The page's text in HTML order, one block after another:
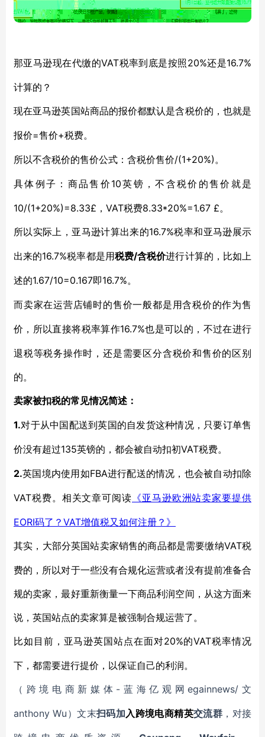
那亚马逊现在代缴的VAT税率到底是按照20%还是16.7%
计算的？
现在亚马逊英国站商品的报价都默认是含税价的，也就是
报价=售价+税费。
所以不含税价的售价公式：含税价售价/(1+20%)。
具体例子：商品售价 10英镑，不含税价的售价就是
10/(1+20%)=8.33£，VAT税费8.33*20%=1.67 £。
所以实际上，亚马逊计算出来的16.7%税率和亚马逊展示
出来的16.7%税率都是用税费/含税价进行计算的，比如上
述的1.67/10=0.167即16.7%。
而卖家在运营店铺时的售价一般都是用含税价的作为售
价，所以直接将税率算作16.7%也是可以的，不过在进行
退税等税务操作时，还是需要区分含税价和售价的区别
的。
卖家被扣税的常见情况简述：
1.对于从中国配送到英国的自发货这种情况，只要订单售
价没有超过135英镑的，都会被自动扣初VAT税费。
2.英国境内使用如FBA进行配送的情况，也会被自动扣除
VAT税费。相关文章可阅读 《亚马逊欧洲站卖家要提供
EORI码了？VAT增值税又如何注册？》
其实，大部分英国站卖家销售的商品都是需要缴纳VAT税
费的，所以对于一些没有合规化运营或者没有提前准备合
规的卖家，最好重新衡量一下商品利润空间，从这方面来
说，英国站点的卖家算是被强制合规运营了。
比如目前，亚马逊英国站点在面对20%的VAT税率情况
下，都需要进行提价，以保证自己的利润。
（跨境电商新媒体 -蓝海亿观网egainnews/文
anthony Wu ）文末扫码加 入 跨境电商精英交流群 ，对接